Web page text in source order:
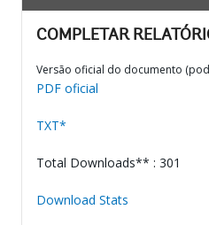
COMPLETAR
Versão oficial do documento
PDF oficial
TXT*
Total Downloads** : 301
Download Stats